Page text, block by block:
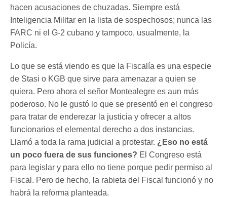
hacen acusaciones de chuzadas. Siempre está
Inteligencia Militar en la lista de sospechosos; nunca las
FARC ni el G-2 cubano y tampoco, usualmente, la
Policía.
Lo que se está viendo es que la Fiscalía es una especie
de Stasi o KGB que sirve para amenazar a quien se
quiera. Pero ahora el señor Montealegre es aun más
poderoso. No le gustó lo que se presentó en el congreso
para tratar de enderezar la justicia y ofrecer a altos
funcionarios el elemental derecho a dos instancias.
Llamó a toda la rama judicial a protestar. ¿Eso no está
un poco fuera de sus funciones? El Congreso está
para legislar y para ello no tiene porque pedir permiso al
Fiscal. Pero de hecho, la rabieta del Fiscal funcionó y no
habrá la reforma planteada.